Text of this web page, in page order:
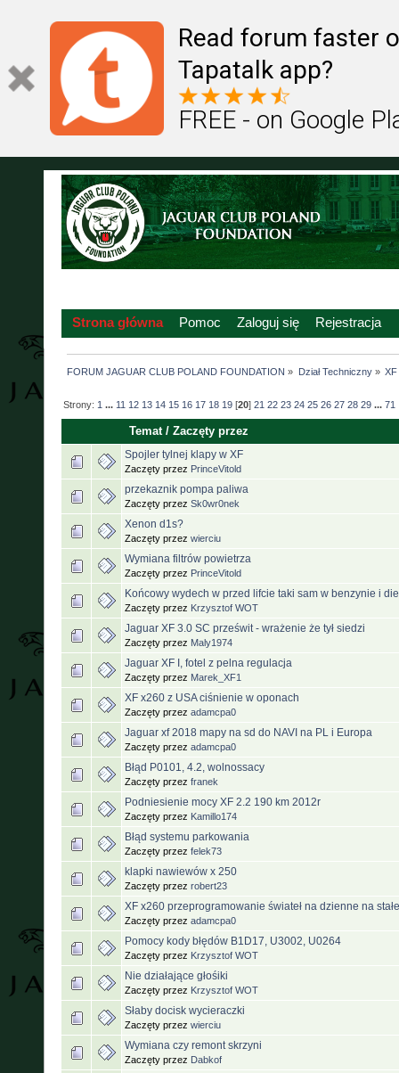
Read forum faster
Tapatalk app?
FREE - on Google
Strona główna Pomoc Zaloguj się Rejestracja
FORUM JAGUAR CLUB POLAND FOUNDATION » Dział Techniczny» XF
Strony: 1 ... 11 12 13 14 15 16 17 18 19 [20]21 22 23 24 25 26 27 28 29 ...71
Temat/Zaczęty przez
Spojler tylnej klapy w XF
Zaczęty przez PrinceVitold
przekaznik pompa paliwa
Zaczęty przez Sk0wr0nek
Xenon d1s?
Zaczęty przez wierciu
Wymiana filtrów powietrza
Zaczęty przez PrinceVitold
Końcowy wydech w przed lifcie taki sam w benzynie i
Zaczęty przez Krzysztof WOT
Jaguar XF 3.0 SC prześwit - wrażenie że tył siedzi
Zaczęty przez Maly1974
Jaguar XF I, fotel z pelna regulacja
Zaczęty przez Marek_XF1
XF x260 z USA ciśnienie w oponach
Zaczęty przez adamcpa0
Jaguar xf 2018 mapy na sd do NAVI na PL i Europa
Zaczęty przez adamcpa0
Błąd P0101, 4.2, wolnossacy
Zaczęty przez franek
Podniesienie mocy XF 2.2 190 km 2012r
Zaczęty przez Kamillo174
Błąd systemu parkowania
Zaczęty przez felek73
klapki nawiewów x 250
Zaczęty przez robert23
XF x260 przeprogramowanie świateł na dzienne na stałe
Zaczęty przez adamcpa0
Pomocy kody błędów B1D17, U3002, U0264
Zaczęty przez Krzysztof WOT
Nie działające głośiki
Zaczęty przez Krzysztof WOT
Słaby docisk wycieraczki
Zaczęty przez wierciu
Wymiana czy remont skrzyni
Zaczęty przez Dabkof